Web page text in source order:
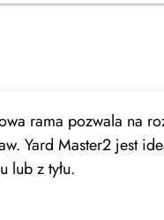
rama pozwala na
Yard Master2 jest
lub z tyłu.